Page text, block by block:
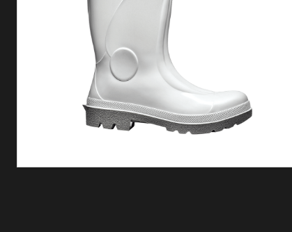
Nivel de protección
Puntera
Otras características
Material de la suela